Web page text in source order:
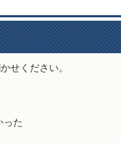
せください。
った